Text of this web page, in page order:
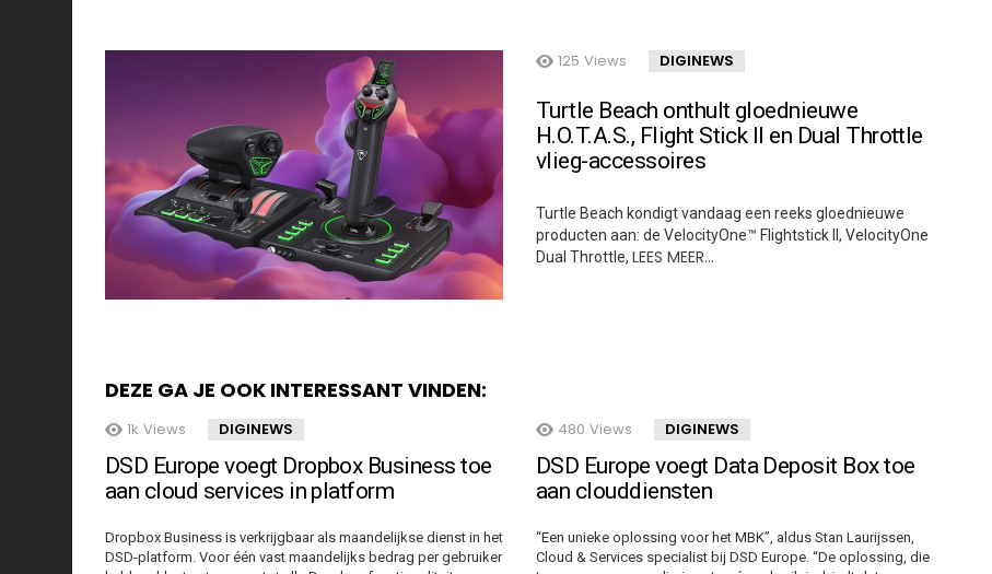
125 Views DIGINEWS
Turtle Beach onthult gloednieuwe
H.O.T.A.S., Flight Stick II en Dual Throttle
vlieg-accessoires
Turtle Beach kondigt vandaag een reeks gloednieuwe
producten aan: de VelocityOne™ Flightstick II, VelocityOne
Dual Throttle, LEES MEER…
DEZE GA JE OOK INTERESSANT VINDEN:
1k Views DIGINEWS
DSD Europe voegt Dropbox Business toe
aan cloud services in platform
Dropbox Business is verkrijgbaar als maandelijkse dienst in het
DSD-platform. Voor één vast maandelijks bedrag per gebruiker
480 Views DIGINEWS
DSD Europe voegt Data Deposit Box toe
aan clouddiensten
“Een unieke oplossing voor het MBK”, aldus Stan Laurijssen,
Cloud & Services specialist bij DSD Europe. “De oplossing, die